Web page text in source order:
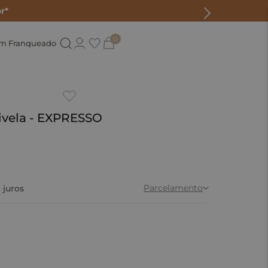
Franqueado 0
- EXPRESSO
juros Parcelamento